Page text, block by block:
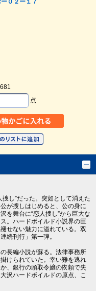
０２ー１７
点
し”だった。突如として消えた
が捜しはじめると、公の身に
を舞台に“恋人捜し”から巨大な
。ハードボイルド小説界の巨
せない魅力に溢れている。双
続刊行」第一弾。
長編小説が蘇る。法律事務所
けられていた。幸い難を逃れ
、銀行の頭取令嬢の依頼で失
沢ハードボイルドの原点、こ